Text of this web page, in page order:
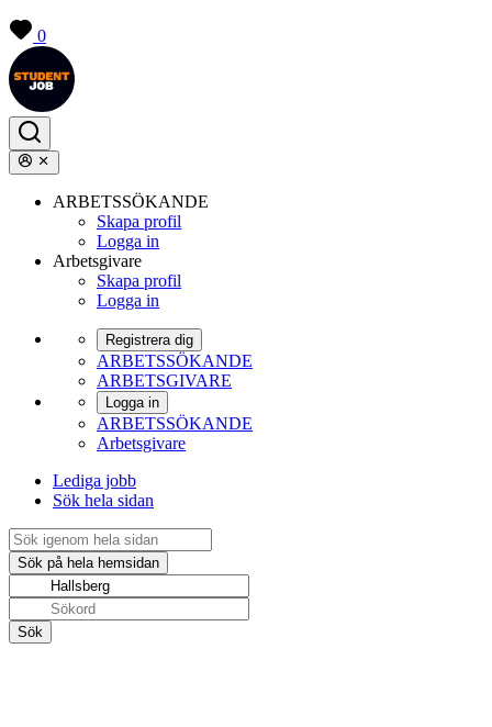
0
ARBETSSÖKANDE
Skapa profil
Logga in
Arbetsgivare
Skapa profil
Logga in
Registrera dig
ARBETSSÖKANDE
ARBETSGIVARE
Logga in
ARBETSSÖKANDE
Arbetsgivare
Lediga jobb
Sök hela sidan